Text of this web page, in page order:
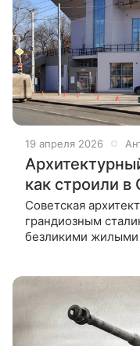
19 апреля 2026
как строили
Советская
грандиозным
безликими